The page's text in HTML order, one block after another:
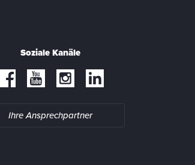
Soziale Kanäle
Ihre Ansprechpartner